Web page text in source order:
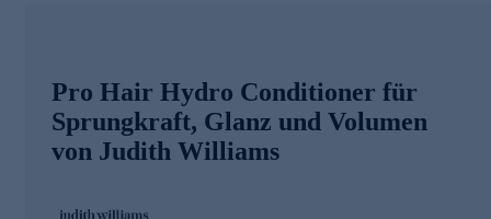
Pro Hair Hydro Conditioner für
Sprungkraft, Glanz und Volumen
von Judith Williams